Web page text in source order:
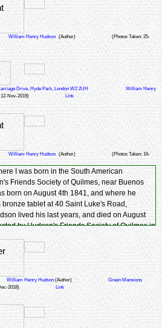
William Henry Hudson (Author)
(Photos Taken: 25-
Drive, Hyde Park, London W2 2UH
William Henry
12-Nov-2019) Link
William Henry Hudson (Author)
(Photos Taken: 16-
I was born in the South American
Friends Society of Quilmes, near Buenos
born on August 4th 1841, and where he
tablet at 40 Saint Luke's Road,
lived his last years, and died on August
by Hudson's Friends Society of Quilmes in
William Henry Hudson (Author)
Green Mansions
2018) Link